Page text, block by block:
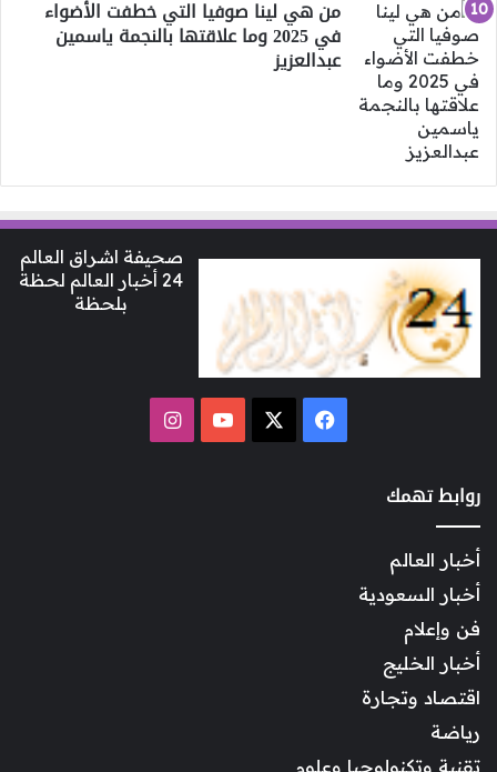
من هي لينا صوفيا التي خطفت الأضواء
في 2025 وما علاقتها بالنجمة ياسمين
عبدالعزيز
صحيفة اشراق العالم
24 أخبار العالم لحظة
بلحظة
فيسبوك ‫YouTubeانستقرام
روابط تهمك
أخبار العالم
أخبار السعودية
فن وإعلام
أخبار الخليج
اقتصاد وتجارة
رياضة
تقنية وتكنولوجيا وعلوم